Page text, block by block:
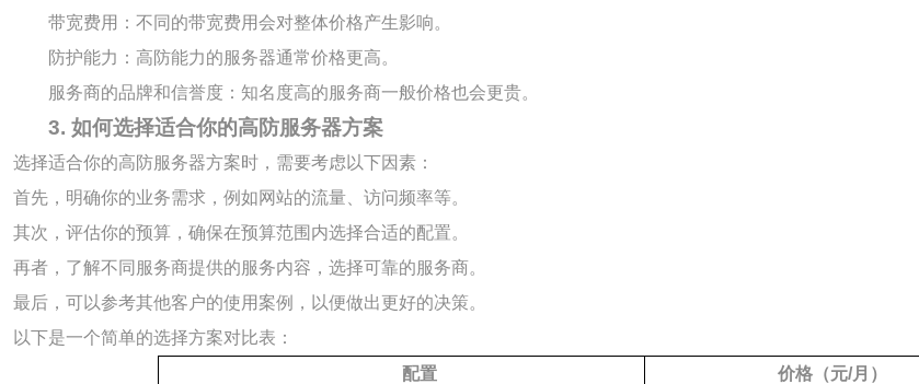
带宽费用：不同的带宽费用会对整体价格产生影响。
防护能力：高防能力的服务器通常价格更高。
服务商的品牌和信誉度：知名度高的服务商一般价格也会更贵。
3. 如何选择适合你的高防服务器方案
选择适合你的高防服务器方案时，需要考虑以下因素：
首先，明确你的业务需求，例如网站的流量、访问频率等。
其次，评估你的预算，确保在预算范围内选择合适的配置。
再者，了解不同服务商提供的服务内容，选择可靠的服务商。
最后，可以参考其他客户的使用案例，以便做出更好的决策。
以下是一个简单的选择方案对比表：
配置
价格（元/月）